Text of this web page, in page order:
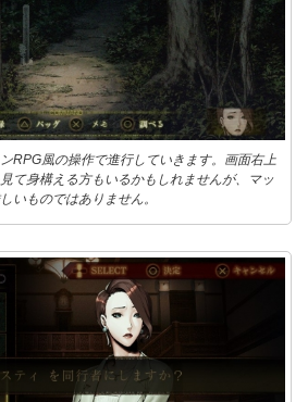
RPG風の操作で進行していきます。画面右上
て身構える方もいるかもしれませんが、マッ
いものではありません。